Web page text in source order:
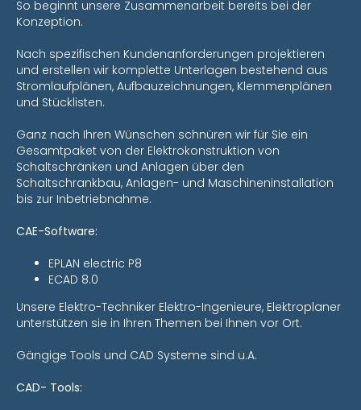
So beginnt unsere Zusammenarbeit bereits bei der
Konzeption.
Nach spezifischen Kundenanforderungen projektieren
und erstellen wir komplette Unterlagen bestehend aus
Stromlaufplänen, Aufbauzeichnungen, Klemmenplänen
und Stücklisten.
Ganz nach Ihren Wünschen schnüren wir für Sie ein
Gesamtpaket von der Elektrokonstruktion von
Schaltschränken und Anlagen über den
Schaltschrankbau, Anlagen- und Maschineninstallation
bis zur Inbetriebnahme.
CAE-Software:
EPLAN electric P8
ECAD 8.0
Unsere Elektro-Techniker Elektro-Ingenieure, Elektroplaner
unterstützen sie in Ihren Themen bei Ihnen vor Ort.
Gängige Tools und CAD Systeme sind u.A.
CAD- Tools: